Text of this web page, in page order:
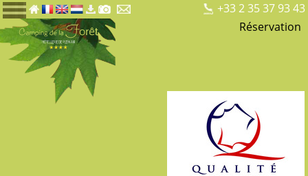
+33 2 35 37 93 43
Réservation